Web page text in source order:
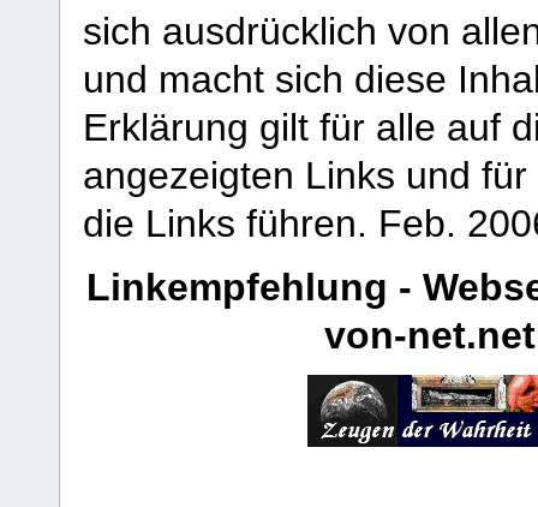
sich ausdrücklich von
und macht sich diese
Erklärung gilt für alle auf
angezeigten Links und
die Links führen. Feb.
Linkempfehlung -
von-net.net